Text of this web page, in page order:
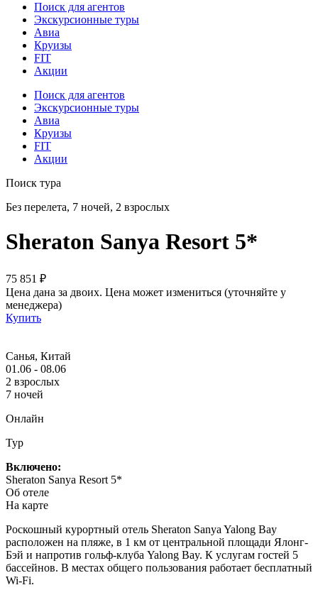
Поиск для агентов
Экскурсионные туры
Авиа
Круизы
FIT
Акции
Поиск для агентов
Экскурсионные туры
Авиа
Круизы
FIT
Акции
Поиск тура
Без перелета, 7 ночей, 2 взрослых
Sheraton Sanya Resort 5*
75 851 ₽
Цена дана за двоих. Цена может измениться (уточняйте у
менеджера)
Купить
Санья, Китай
01.06 - 08.06
2 взрослых
7 ночей
Онлайн
Тур
Включено:
Sheraton Sanya Resort 5*
Об отеле
На карте
Роскошный курортный отель Sheraton Sanya Yalong Bay
расположен на пляже, в 1 км от центральной площади Ялонг-
Бэй и напротив гольф-клуба Yalong Bay. К услугам гостей 5
бассейнов. В местах общего пользования работает бесплатный
Wi-Fi.